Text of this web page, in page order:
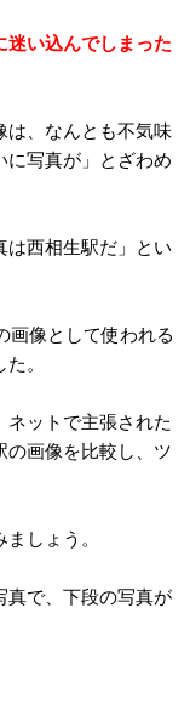
迷い込んでしまった
は、なんとも不気味
に写真が」とざわめ
は西相生駅だ」とい
画像として使われる
。
ネットで主張された
の画像を比較し、ツ
しょう。
真で、下段の写真が